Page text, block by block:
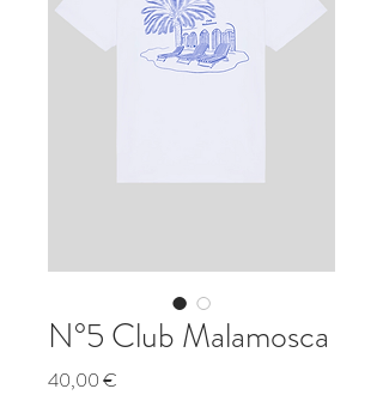
N°5 Club Malamosca
40,00 €